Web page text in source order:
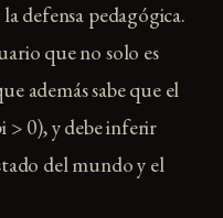
defensa pedagógica.
que no solo es
además sabe que el
> 0), y debe inferir
del mundo y el